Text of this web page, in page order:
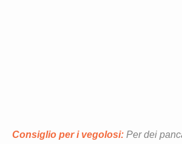
Consiglio per i vegolosi: Per dei